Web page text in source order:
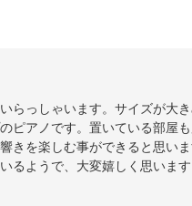
らっしゃいます。サイズが大
ピアノです。置いている部屋
きを楽しむ事ができると思い
るようで、大変嬉しく思いま